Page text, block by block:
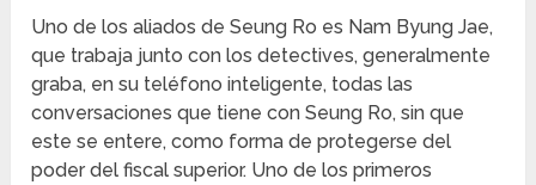
Uno de los aliados de Seung Ro es Nam Byung Jae,
que trabaja junto con los detectives, generalmente
graba, en su teléfono inteligente, todas las
conversaciones que tiene con Seung Ro, sin que
este se entere, como forma de protegerse del
poder del fiscal superior. Uno de los primeros